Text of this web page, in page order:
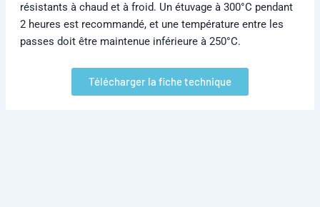
résistants à chaud et à froid. Un étuvage à 300°C pendant
2 heures est recommandé, et une température entre les
passes doit être maintenue inférieure à 250°C.
Télécharger la fiche technique